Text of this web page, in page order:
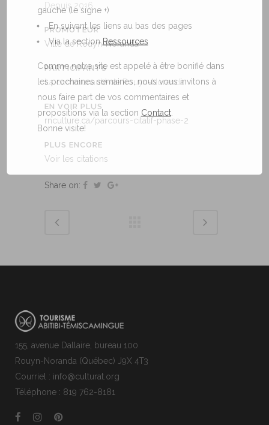
Depuis 2016
PROMOTEUR
Ville de Rouyn-Noranda
PARTICIPANTS
La communauté de Rouyn-Noranda
EN VOIR PLUS
rnculture.ca/parcours-citatif-phase-2
PLUS ENCORE
Voir les citations
Share on:
155, avenue Dallaire, bureau 100
Rouyn-Noranda (Québec) J9X 4T3
Courriel : info@culturat.org
Téléphone : 819 762-8181
gauche (le signe +)
En suivant les liens au bas des pages
Via la sectionRessources
Comme notre site est appelé à être bonifié dans
les prochaines semaines, nous vous invitons à
nous faire part de vos commentaires et
propositions via la section Contact.
Bonne visite!